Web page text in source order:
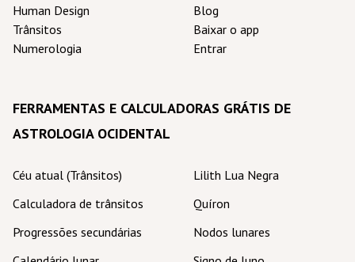
Human Design
Trânsitos
Numerologia
Blog
Baixar o app
Entrar
FERRAMENTAS E CALCULADORAS GRÁTIS DE
ASTROLOGIA OCIDENTAL
Céu atual (Trânsitos)
Calculadora de trânsitos
Progressões secundárias
Lilith Lua Negra
Quíron
Nodos lunares